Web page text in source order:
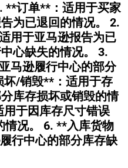
**订单**：适用于买家
为已退回的情况。 2.
用于亚马逊报告为已
心缺失的情况。 3.
马逊履行中心的部分
坏/销毁**：适用于存
库存损坏或销毁的情
于因库存尺寸错误
情况。 6. **入库货物
行中心的部分库存缺